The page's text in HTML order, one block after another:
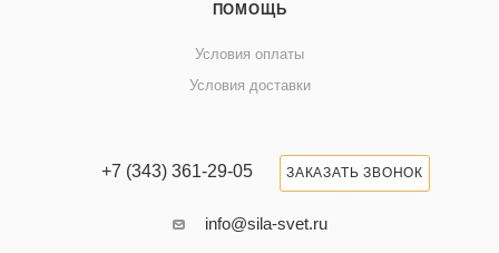
ПОМОЩЬ
Условия оплаты
Условия доставки
+7 (343) 361-29-05 ЗАКАЗАТЬ ЗВОНОК
info@sila-svet.ru